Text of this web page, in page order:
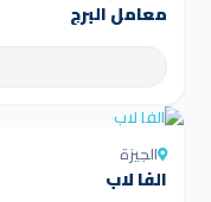
معامل البرج
الجيزة
الفا لاب